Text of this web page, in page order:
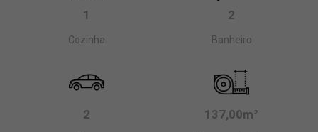
1
Cozinha
2
Banheiro
2 137,00m²